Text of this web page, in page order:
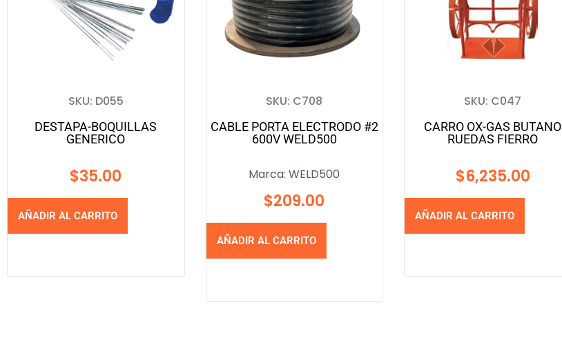
SKU: D055
DESTAPA-BOQUILLAS
GENERICO
$35.00
AÑADIR AL CARRITO
SKU: C708
CABLE PORTA ELECTRODO #2
600V WELD500
Marca:WELD500
$209.00
AÑADIR AL CARRITO
SKU: C047
CARRO OX-GAS BUTANO
RUEDAS FIERRO
$6,235.00
AÑADIR AL CARRITO